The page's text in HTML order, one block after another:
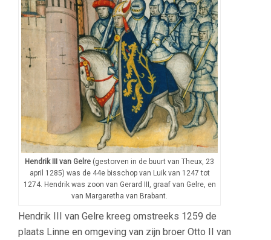
Hendrik III van Gelre (gestorven in de buurt van Theux, 23
april 1285) was de 44e bisschop van Luik van 1247 tot
1274. Hendrik was zoon van Gerard III, graaf van Gelre, en
van Margaretha van Brabant.
Hendrik III van Gelre kreeg omstreeks 1259 de
plaats Linne en omgeving van zijn broer Otto II van